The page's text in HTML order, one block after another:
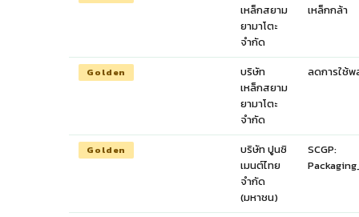
เหล็กสยาม
ยามาโตะ
จำกัด
เหล็กกล้า
Golden
บริษัท
เหล็กสยาม
ยามาโตะ
จำกัด
ลดการใช้
Golden
บริษัท ปูนซิ
เมนต์ไทย
จำกัด
(มหาชน)
SCGP: